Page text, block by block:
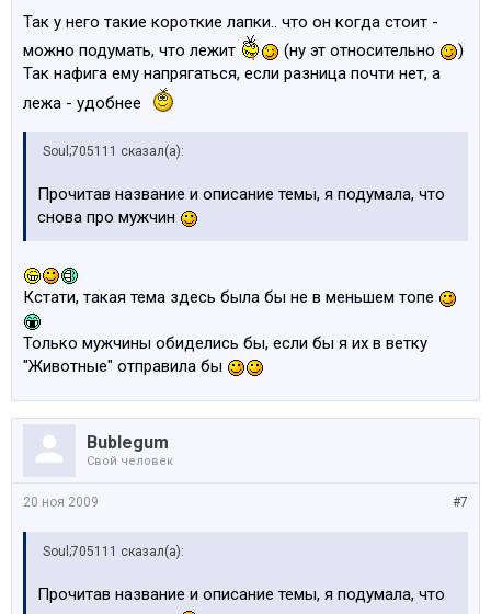
Так у него такие короткие лапки.. что он когда стоит -
можно подумать, что лежит
(ну эт относительно
)
Так нафига ему напрягаться, если разница почти нет, а
лежа - удобнее
Soul;705111 сказал(а):
Прочитав название и описание темы, я подумала, что
снова про мужчин
Кстати, такая тема здесь была бы не в меньшем топе
Только мужчины обиделись бы, если бы я их в ветку
"Животные" отправила бы
Bublegum
Свой человек
#7
20 ноя 2009
Soul;705111 сказал(а):
Прочитав название и описание темы, я подумала, что